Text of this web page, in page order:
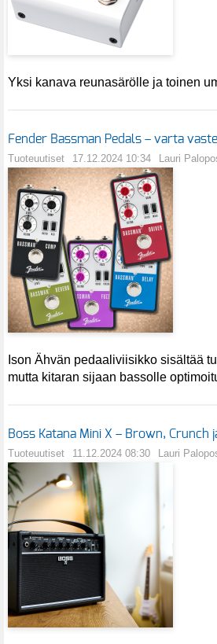
Yksi kanava reunasärölle ja toinen
Fender Bassman Pedals – varta
Tuoteuutiset 17.12.2024 10:34 Lauri
Ison Ähvän pedaaliviisikko sisältää
mutta kitaran sijaan bassolle
Boss Katana Mini X – Brown, Crunch
Tuoteuutiset 11.12.2024 08:30 Lauri